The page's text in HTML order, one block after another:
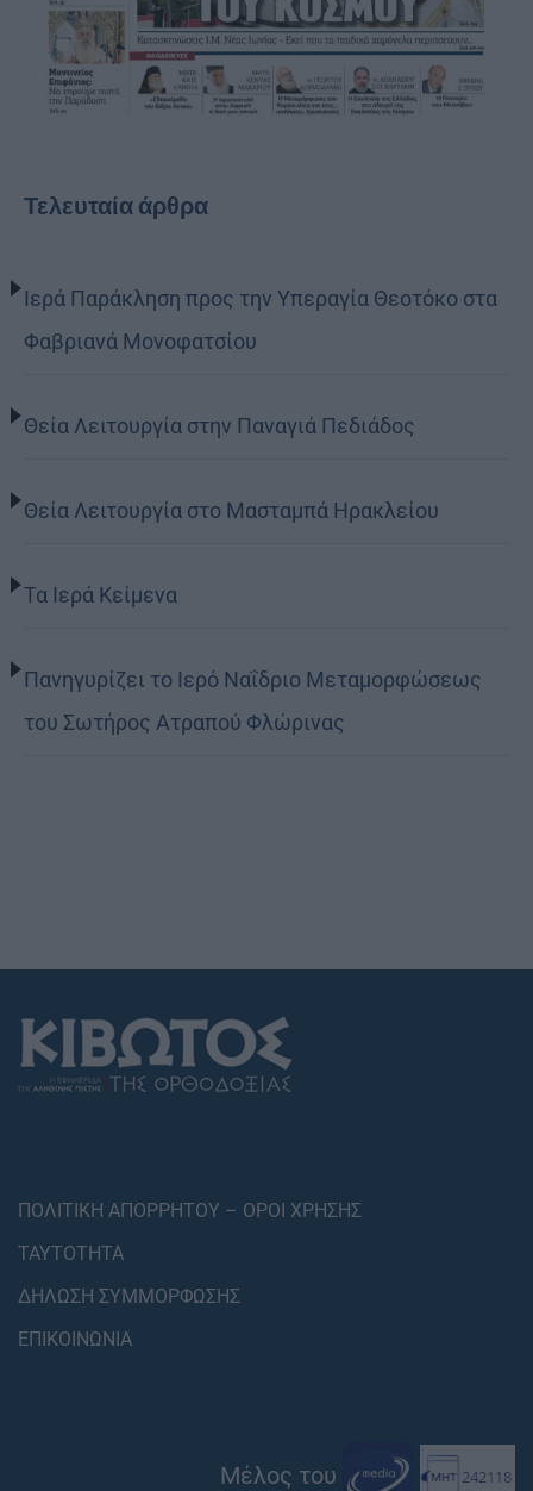
Τελευταία άρθρα
Ιερά Παράκληση προς την Υπεραγία Θεοτόκο στα
Φαβριανά Μονοφατσίου
Θεία Λειτουργία στην Παναγιά Πεδιάδος
Θεία Λειτουργία στο Μασταμπά Ηρακλείου
Τα Ιερά Κείμενα
Πανηγυρίζει το Ιερό Ναΐδριο Μεταμορφώσεως
του Σωτήρος Ατραπού Φλώρινας
ΠΟΛΙΤΙΚΗ ΑΠΟΡΡΗΤΟΥ – ΟΡΟΙ ΧΡΗΣΗΣ
ΤΑΥΤΟΤΗΤΑ
ΔΗΛΩΣΗ ΣΥΜΜΟΡΦΩΣΗΣ
ΕΠΙΚΟΙΝΩΝΙΑ
Μέλος του